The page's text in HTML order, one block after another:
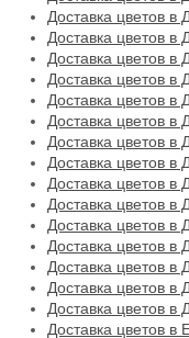
Доставка цветов в
Доставка цветов в
Доставка цветов в
Доставка цветов в
Доставка цветов в
Доставка цветов в
Доставка цветов в
Доставка цветов в
Доставка цветов в
Доставка цветов в
Доставка цветов в
Доставка цветов
Доставка цветов в
Доставка цветов в
Доставка цветов в
Доставка цветов в